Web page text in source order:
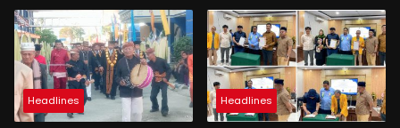
Headlines Headlines